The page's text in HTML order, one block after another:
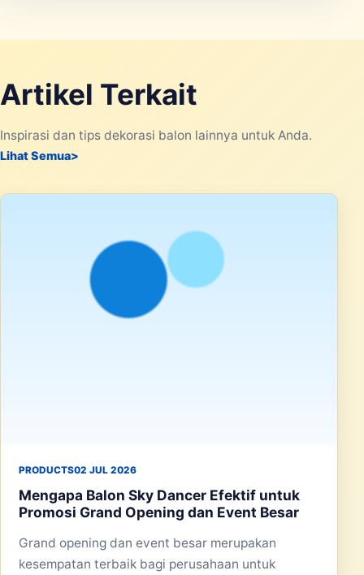
Artikel Terkait
Inspirasi dan tips dekorasi balon lainnya untuk Anda.
Lihat Semua
PRODUCTS02 JUL 2026
Mengapa Balon Sky Dancer Efektif untuk
Promosi Grand Opening dan Event Besar
Grand opening dan event besar merupakan
kesempatan terbaik bagi perusahaan untuk